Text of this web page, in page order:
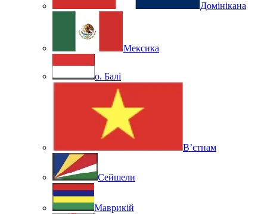
Домінікана
Мексика
о. Балі
В’єтнам
Сейшели
Маврикій